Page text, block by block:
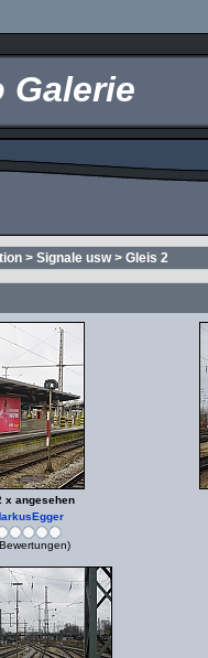
Galerie
> Signale usw> Gleis 2
x angesehen